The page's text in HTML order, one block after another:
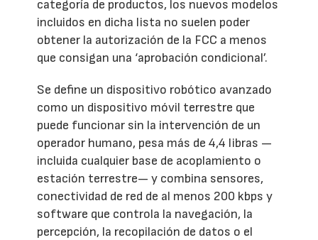
categoría de productos, los nuevos modelos
incluidos en dicha lista no suelen poder
obtener la autorización de la FCC a menos
que consigan una ‘aprobación condicional’.
Se define un dispositivo robótico avanzado
como un dispositivo móvil terrestre que
puede funcionar sin la intervención de un
operador humano, pesa más de 4,4 libras —
incluida cualquier base de acoplamiento o
estación terrestre— y combina sensores,
conectividad de red de al menos 200 kbps y
software que controla la navegación, la
percepción, la recopilación de datos o el